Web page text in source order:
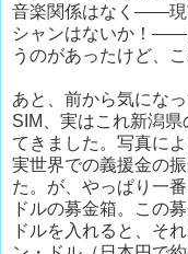
音楽関係はなく——現
シャンはないか！——
うのがあったけど、
あと、前から気にな
SIM、実はこれ新潟
てきました。写真に
実世界での義援金の
た。が、やっぱり一
ドルの募金箱。この
ドルを入れると、そ